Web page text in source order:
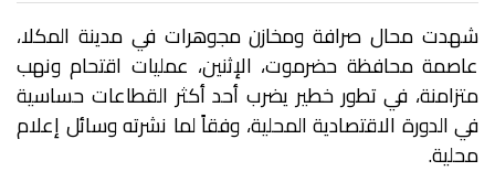
شهدت محال صرافة ومخازن مجوهرات في مدينة المكلا،
عاصمة محافظة حضرموت، الإثنين، عمليات اقتحام ونهب
متزامنة، في تطور خطير يضرب أحد أكثر القطاعات حساسية
في الدورة الاقتصادية المحلية، وفقاً لما نشرته وسائل إعلام
محلية.